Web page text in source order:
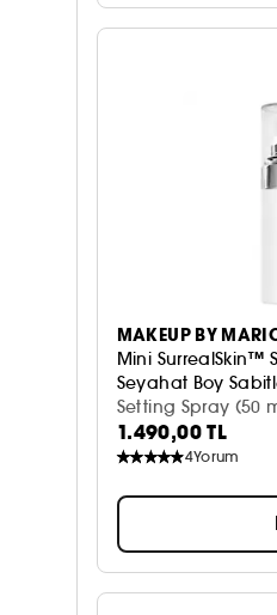
MAKEUP BY
Mini SurrealSkin™
Seyahat Boy
Setting Spray (50
1.490,00 TL
4Yorum